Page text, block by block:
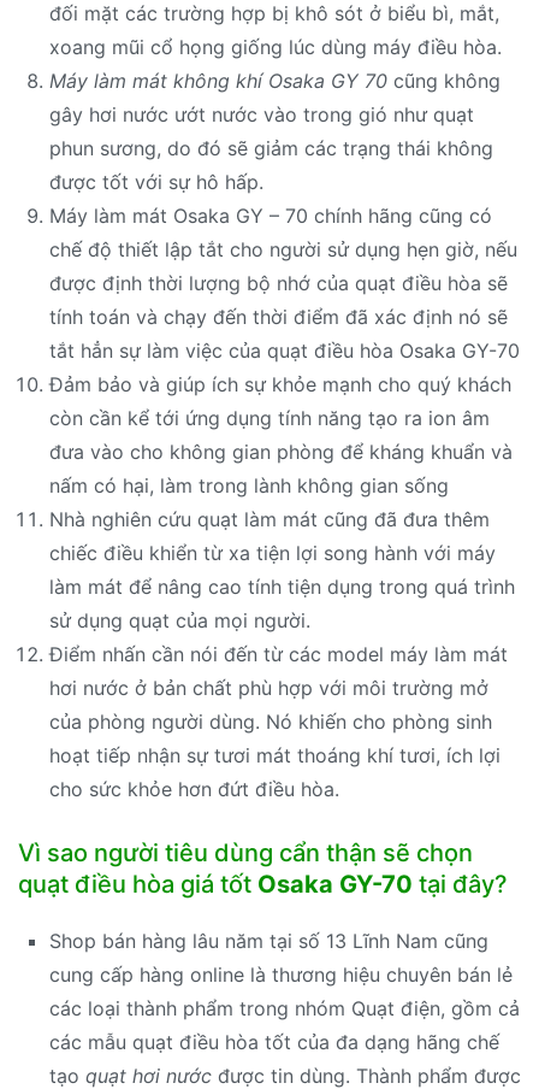
đối mặt các trường hợp bị khô sót ở biểu bì, mắt,
xoang mũi cổ họng giống lúc dùng máy điều hòa.
Máy làm mát không khí Osaka GY 70cũng không
gây hơi nước ướt nước vào trong gió như quạt
phun sương, do đó sẽ giảm các trạng thái không
được tốt với sự hô hấp.
Máy làm mát Osaka GY – 70 chính hãng cũng có
chế độ thiết lập tắt cho người sử dụng hẹn giờ, nếu
được định thời lượng bộ nhớ của quạt điều hòa sẽ
tính toán và chạy đến thời điểm đã xác định nó sẽ
tắt hẳn sự làm việc của quạt điều hòa Osaka GY-70
Đảm bảo và giúp ích sự khỏe mạnh cho quý khách
còn cần kể tới ứng dụng tính năng tạo ra ion âm
đưa vào cho không gian phòng để kháng khuẩn và
nấm có hại, làm trong lành không gian sống
Nhà nghiên cứu quạt làm mát cũng đã đưa thêm
chiếc điều khiển từ xa tiện lợi song hành với máy
làm mát để nâng cao tính tiện dụng trong quá trình
sử dụng quạt của mọi người.
Điểm nhấn cần nói đến từ các model máy làm mát
hơi nước ở bản chất phù hợp với môi trường mở
của phòng người dùng. Nó khiến cho phòng sinh
hoạt tiếp nhận sự tươi mát thoáng khí tươi, ích lợi
cho sức khỏe hơn đứt điều hòa.
Vì sao người tiêu dùng cẩn thận sẽ chọn
quạt điều hòa giá tốt Osaka GY-70 tại đây?
Shop bán hàng lâu năm tại số 13 Lĩnh Nam cũng
cung cấp hàng online là thương hiệu chuyên bán lẻ
các loại thành phẩm trong nhóm Quạt điện, gồm cả
các mẫu quạt điều hòa tốt của đa dạng hãng chế
tạo quạt hơi nướcđược tin dùng. Thành phẩm được